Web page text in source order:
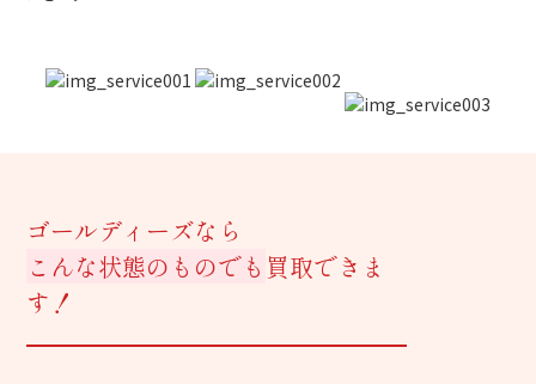
ゴールディーズなら
こんな状態のものでも 買取できま
す！